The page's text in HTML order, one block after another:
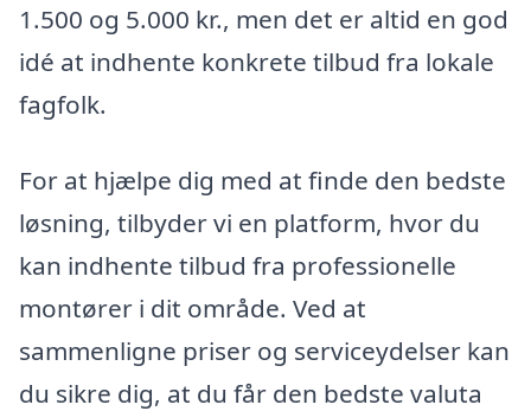
1.500 og 5.000 kr., men det er altid en god
idé at indhente konkrete tilbud fra lokale
fagfolk.
For at hjælpe dig med at finde den bedste
løsning, tilbyder vi en platform, hvor du
kan indhente tilbud fra professionelle
montører i dit område. Ved at
sammenligne priser og serviceydelser kan
du sikre dig, at du får den bedste valuta